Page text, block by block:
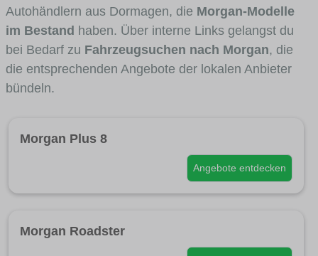
Autohändlern aus Dormagen, die Morgan-Modelle
im Bestand haben. Über interne Links gelangst du
bei Bedarf zu Fahrzeugsuchen nach Morgan, die
die entsprechenden Angebote der lokalen Anbieter
bündeln.
Morgan Plus 8
Angebote entdecken
Morgan Roadster